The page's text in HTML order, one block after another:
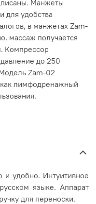
Манжеты
для удобства
в манжетах Zam-
массаж получается
Компрессор
давление до 250
Zam-02
лимфодренажный
и удобно. Интуитивное
языке. Аппарат
для переноски.